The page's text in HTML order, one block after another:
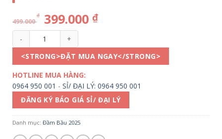
499.000
₫ 399.000 ₫
PT652 số lượng
<STRONG>ĐẶT MUA NGAY</STRONG>
HOTLINE MUA HÀNG:
0964 950 001 - SỈ/ ĐẠI LÝ: 0964 950 001
ĐĂNG KÝ BÁO GIÁ SỈ/ ĐẠI LÝ
Danh mục: Đầm Bầu 2025